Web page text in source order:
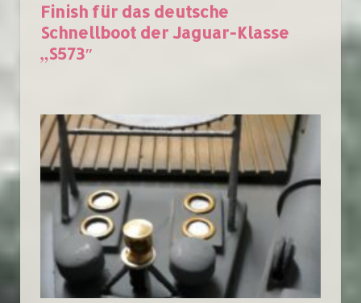
Finish für das deutsche
Schnellboot der Jaguar-Klasse
„S573″